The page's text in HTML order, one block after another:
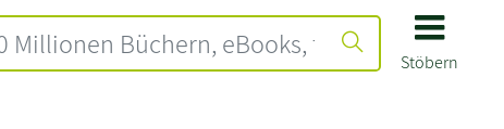
Stöbern